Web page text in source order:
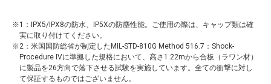
1：IPX5/IPX8の防水、IP5Xの防塵性能。ご使用の際は、キャップ類は確
実に取り付けてください。
2：米国国防総省が制定したMIL-STD-810G Method 516.7：Shock-
Procedure IVに準拠した規格において、高さ1.22mから合板（ラワン材）
に製品を26方向で落下させる試験を実施しています。全ての衝撃に対し
て保証するものではございません。